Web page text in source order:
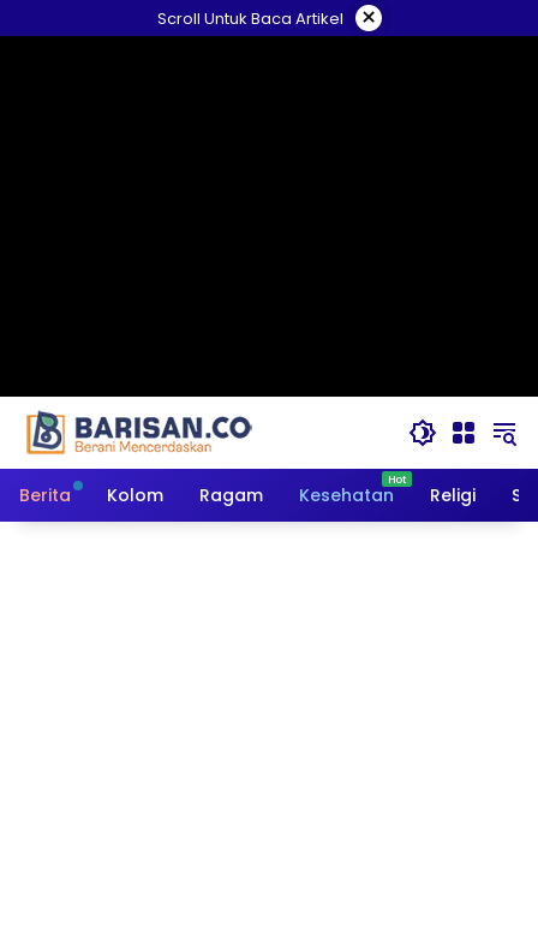
ke
Scroll Untuk Baca Artikel ×
Berita Kolom Ragam Kesehatan Religi